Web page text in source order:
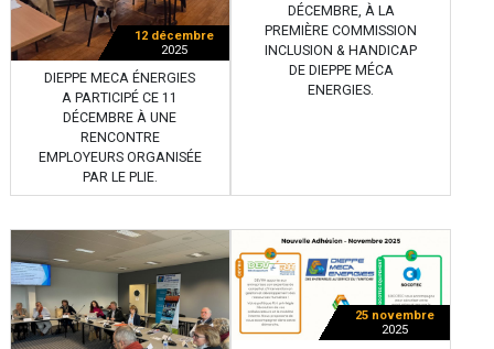
12 décembre
2025
DIEPPE MECA ÉNERGIES
A PARTICIPÉ CE 11
DÉCEMBRE À UNE
RENCONTRE
EMPLOYEURS ORGANISÉE
PAR LE PLIE.
DÉCEMBRE, À LA
PREMIÈRE COMMISSION
INCLUSION & HANDICAP
DE DIEPPE MÉCA
ENERGIES.
25 novembre
2025